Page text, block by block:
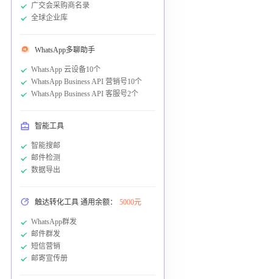
广交会采购商名录
全球企业库
WhatsApp多聊助手
WhatsApp 云设备10个
WhatsApp Business API 营销号10个
WhatsApp Business API 客服号2个
智能工具
智能搜邮
邮件检测
数据导出
触达转化工具 通用余额： 5000元
WhatsApp群发
邮件群发
短信营销
邮寄宣传册